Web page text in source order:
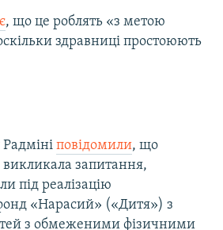
, що це роблять «з метою
здравниці простоюють
повідомили, що
викликала запитання,
під реалізацію
«Нарасий» («Дитя») з
з обмеженими фізичними